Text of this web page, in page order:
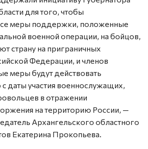
для того, чтобы
меры поддержки, положенные
военной операции, на бойцов,
страну на приграничных
Федерации, и членов
меры будут действовать
даты участия военнослужащих,
в отражении
на территорию России, —
Архангельского областного
Екатерина Прокопьева.